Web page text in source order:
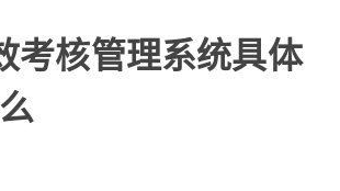
考核管理系统具体